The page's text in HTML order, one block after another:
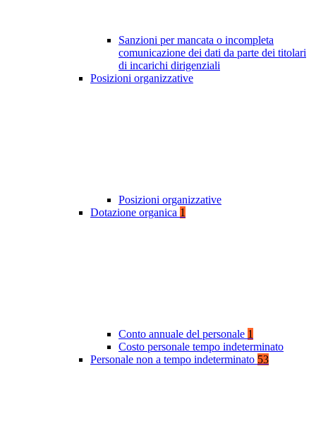
Sanzioni per mancata o incompleta
comunicazione dei dati da parte dei titolari
di incarichi dirigenziali
Posizioni organizzative
Posizioni organizzative
Dotazione organica 1
Conto annuale del personale 1
Costo personale tempo indeterminato
Personale non a tempo indeterminato 53